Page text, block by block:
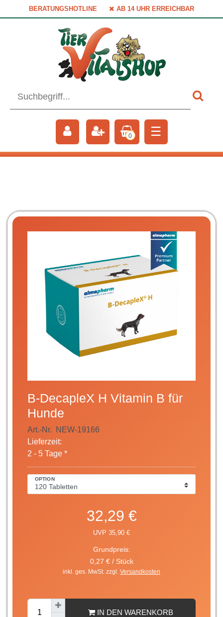
BERATUNGSHOTLINE AB 14 UHR ERREICHBAR
0 ☰
B-DecapleX H Vitamin B für
Hunde
Art.-Nr.
NEW-19166
Lieferzeit:
2 - 5 Tage *
OPTION
32,29 €
UVP 35,90 €
Grundpreis:
0,27 € / Stück
inkl. ges. MwSt. zzgl. Versandkosten
IN DEN WARENKORB